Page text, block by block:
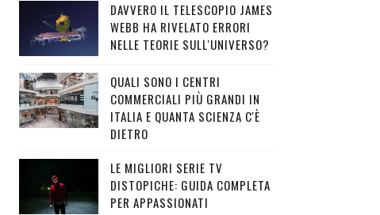
DAVVERO IL TELESCOPIO JAMES
WEBB HA RIVELATO ERRORI
NELLE TEORIE SULL'UNIVERSO?
QUALI SONO I CENTRI
COMMERCIALI PIÙ GRANDI IN
ITALIA E QUANTA SCIENZA C'È
DIETRO
LE MIGLIORI SERIE TV
DISTOPICHE: GUIDA COMPLETA
PER APPASSIONATI